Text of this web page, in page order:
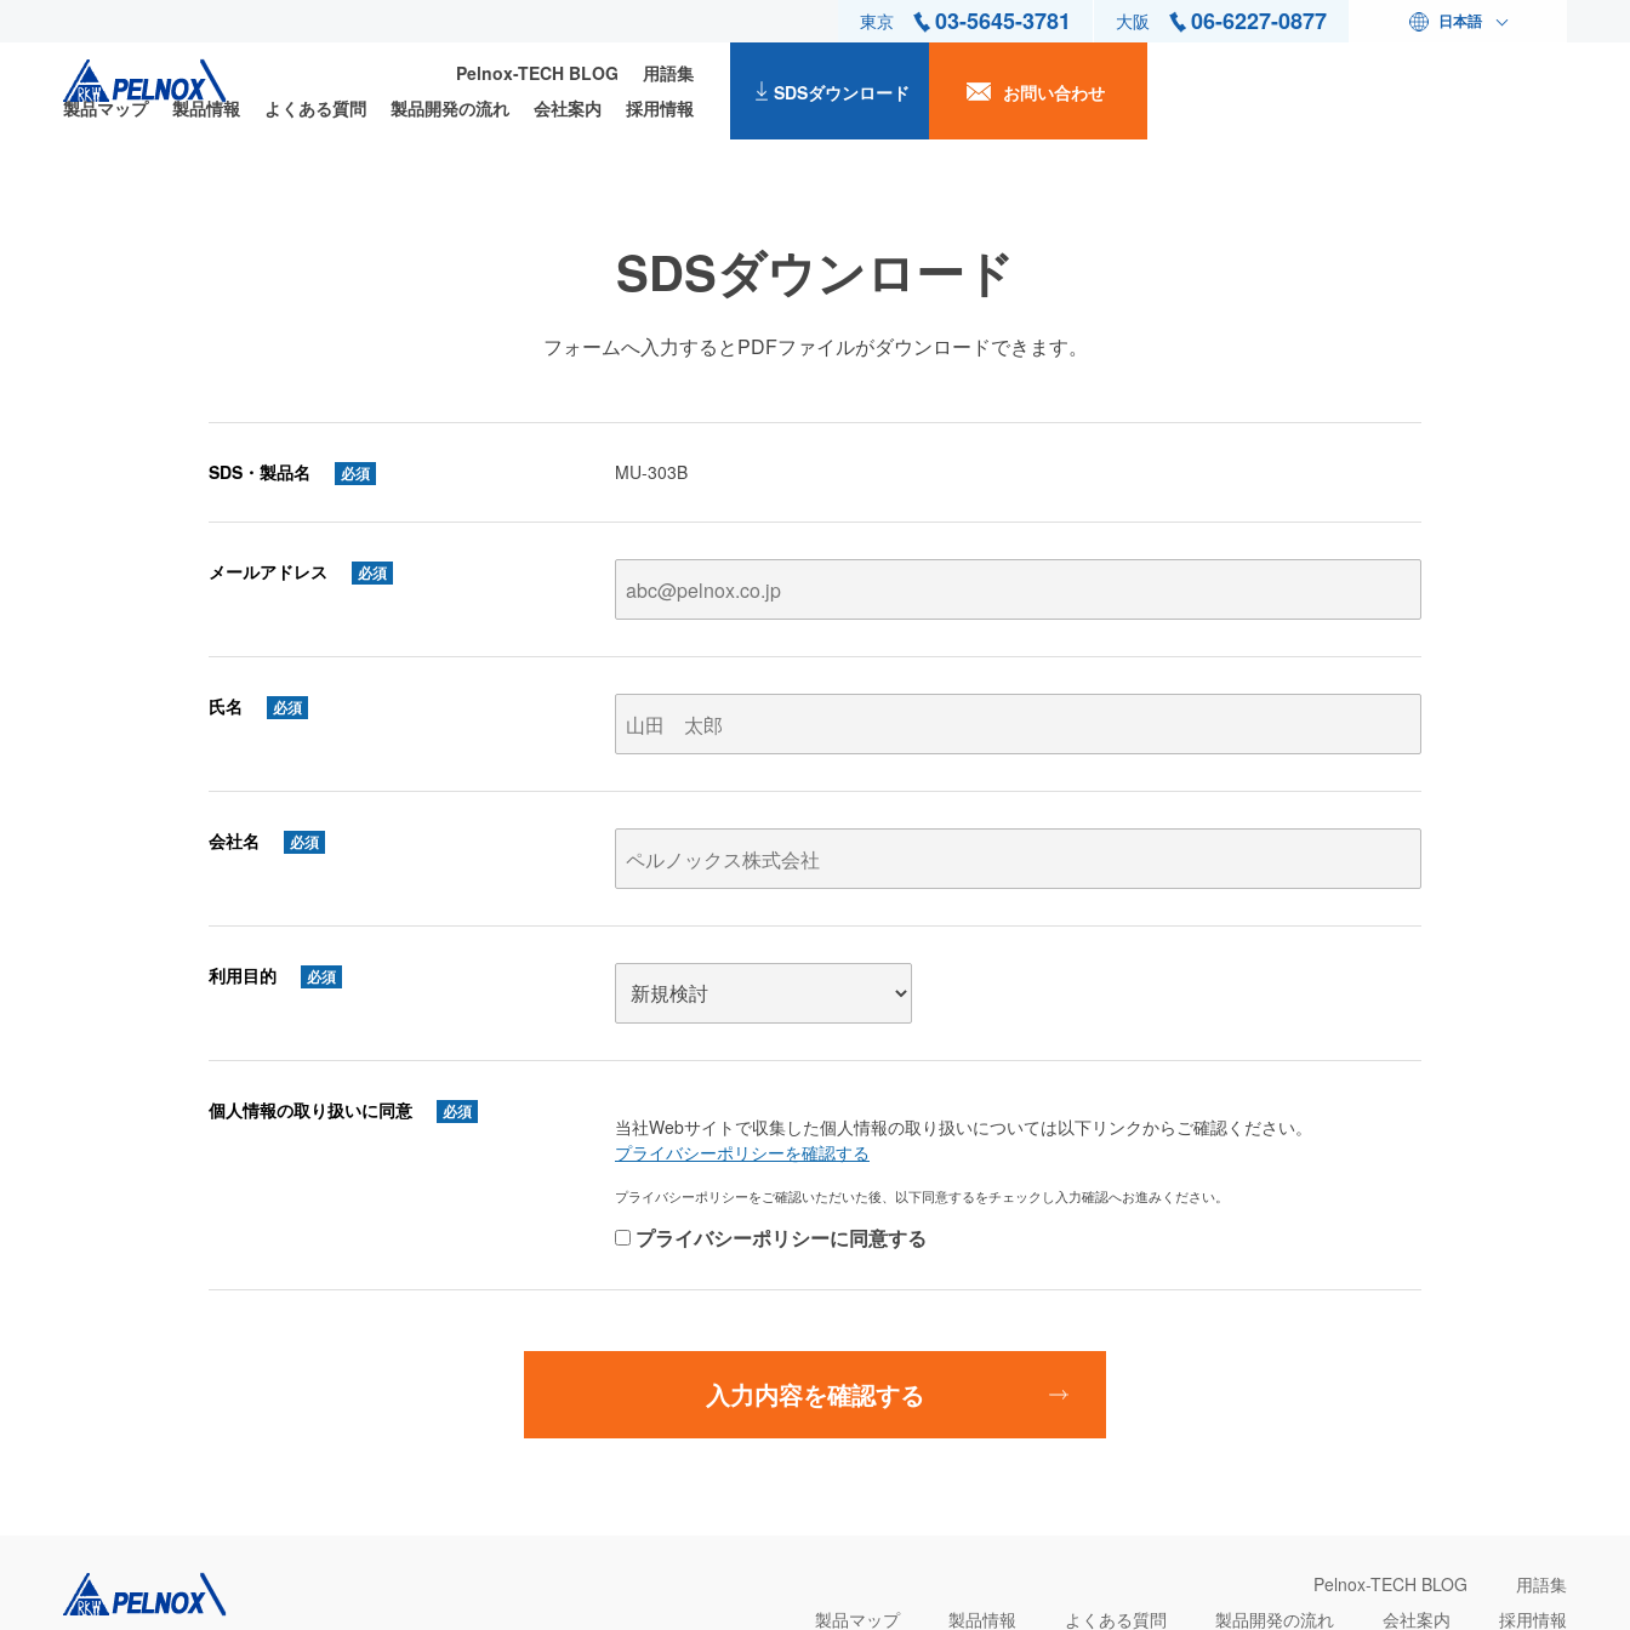
東京 03-5645-3781 大阪 06-6227-0877 日本語
Pelnox-TECH BLOG
用語集
製品マップ
製品情報 よくある質問 製品開発の流れ 会社案内 採用情報
SDSダウンロード お問い合わせ
SDSダウンロード
フォームへ入力するとPDFファイルがダウンロードできます。
SDS・製品名 必須 MU-303B
メールアドレス 必須
氏名 必須
会社名 必須
利用目的 必須
個人情報の取り扱いに同意 必須
当社Webサイトで収集した個人情報の取り扱いについては以下リンクからご確認ください。
プライバシーポリシーを確認する
プライバシーポリシーをご確認いただいた後、以下同意するをチェックし入力確認へお進みください。
プライバシーポリシーに同意する
入力内容を確認する
Pelnox-TECH BLOG
用語集
製品マップ
製品情報 よくある質問 製品開発の流れ 会社案内 採用情報